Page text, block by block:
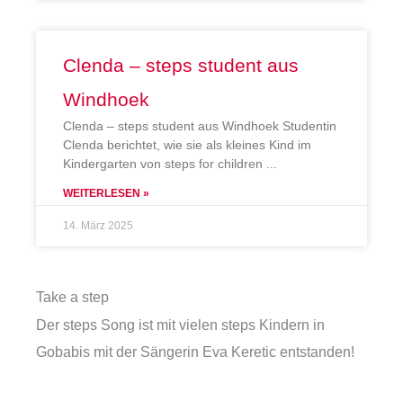
Clenda – steps student aus
Windhoek
Clenda – steps student aus Windhoek Studentin
Clenda berichtet, wie sie als kleines Kind im
Kindergarten von steps for children
WEITERLESEN »
14. März 2025
Take a step
Der steps Song ist mit vielen steps Kindern in
Gobabis mit der Sängerin Eva Keretic entstanden!